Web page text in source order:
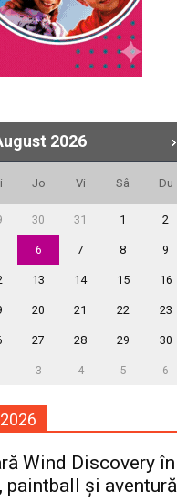
2026
Jo Vi Sâ Du
30 31 1 2
6 7 8 9
13 14 15 16
20 21 22 23
27 28 29 30
3 4 5 6
Wind Discovery în
paintball și aventură